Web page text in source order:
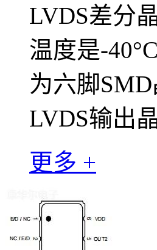
LVDS差分
温度是-
为六脚SMD
LVDS输出
更多 +